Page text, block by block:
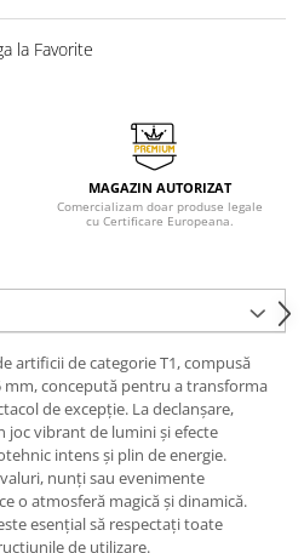
la Favorite
MAGAZIN AUTORIZAT
Comercializam doar produse legale
cu Certificare Europeana.
artificii de categorie T1, compusă
mm, concepută pentru a transforma
de excepție. La declanșare,
joc vibrant de lumini și efecte
intens și plin de energie.
nunți sau evenimente
o atmosferă magică și dinamică.
esențial să respectați toate
de utilizare.